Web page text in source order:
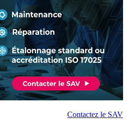
Contactez le SAV